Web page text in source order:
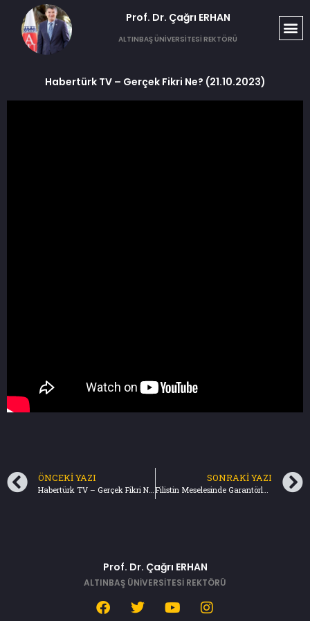
Prof. Dr. Çağrı ERHAN​
ALTINBAŞ ÜNİVERSİTESİ REKTÖRÜ
Habertürk TV – Gerçek Fikri Ne? (21.10.2023)
ÖNCEKI YAZI SONRAKI YAZI
Prof. Dr. Çağrı ERHAN
ALTINBAŞ ÜNİVERSİTESİ REKTÖRÜ